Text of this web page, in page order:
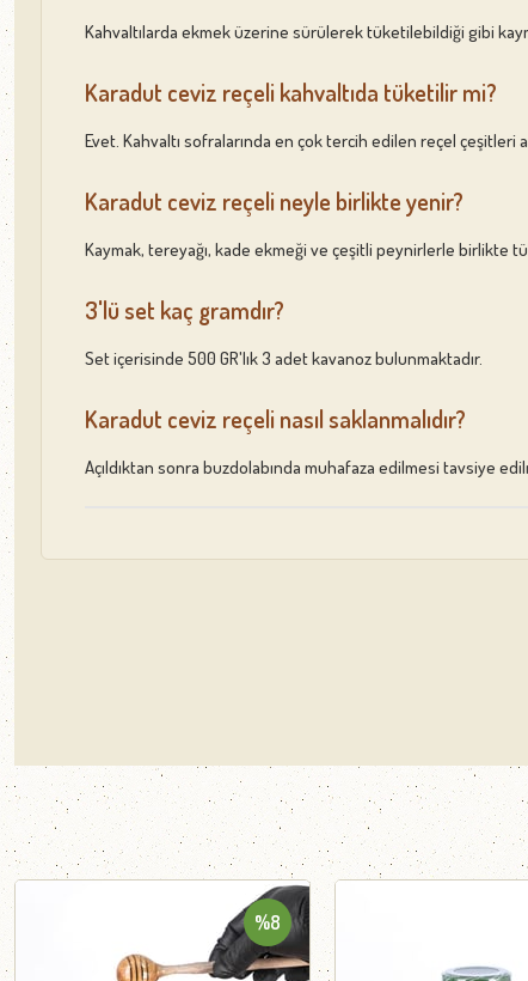
Kahvaltılarda ekmek üzerine sürülerek tüketilebildiği gibi
Karadut ceviz reçeli kahvaltıda tüketilir mi?
Evet. Kahvaltı sofralarında en çok tercih edilen reçel çeşitleri
Karadut ceviz reçeli neyle birlikte yenir?
Kaymak, tereyağı, kade ekmeği ve çeşitli peynirlerle birlikte
3'lü set kaç gramdır?
Set içerisinde 500 GR'lık 3 adet kavanoz bulunmaktadır.
Karadut ceviz reçeli nasıl saklanmalıdır?
Açıldıktan sonra buzdolabında muhafaza edilmesi tavsiye
%8